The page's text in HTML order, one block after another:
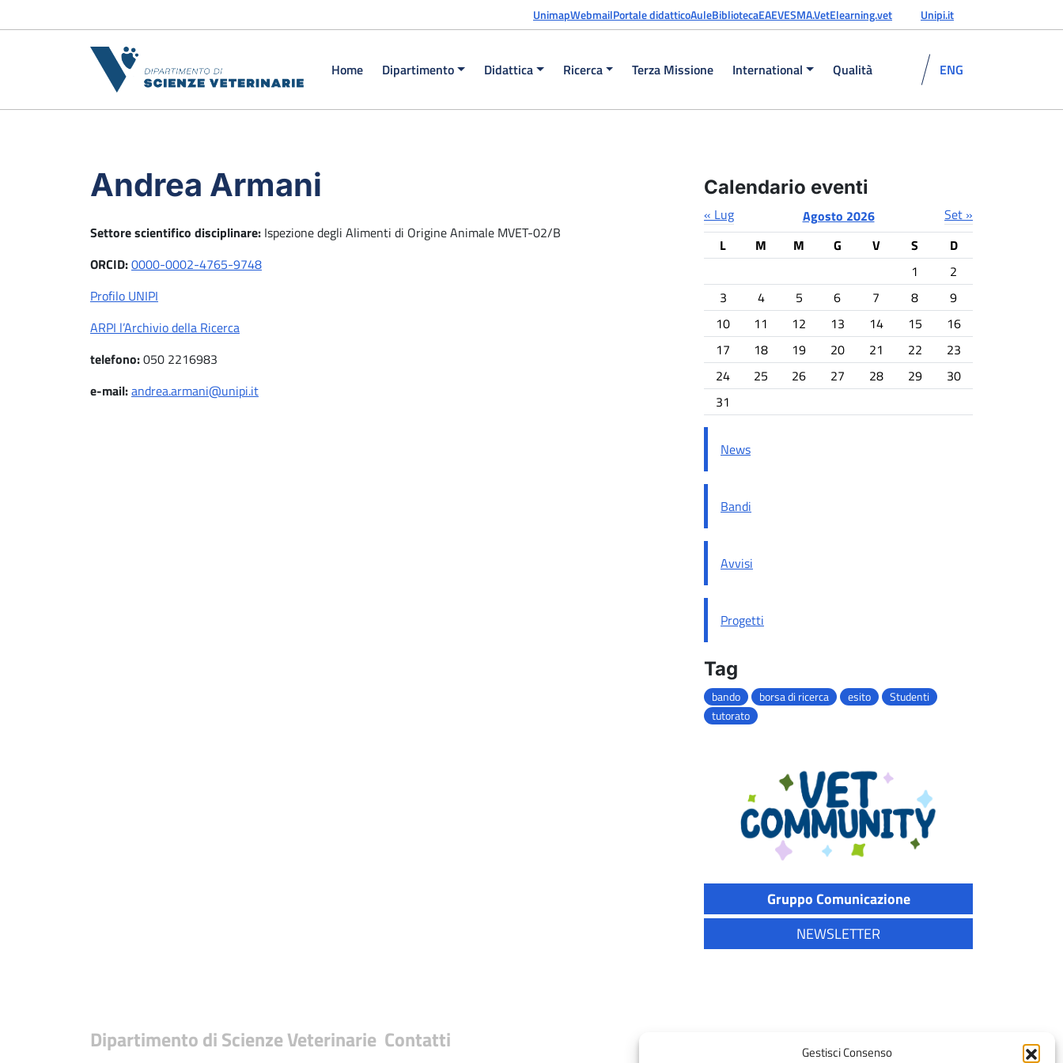
Gestisci Consenso
UnimapWebmailPortale didatticoAuleBibliotecaEAEVESMA.VetElearning.vet Unipi.it
Home Dipartimento Didattica Ricerca Terza Missione International Qualità ENG
Andrea Armani
Settore scientifico disciplinare: Ispezione degli Alimenti di Origine Animale MVET-02/B
ORCID:0000-0002-4765-9748
Profilo UNIPI
ARPI l’Archivio della Ricerca
telefono:050 2216983
e-mail:andrea.armani@unipi.it
Calendario eventi
Agosto 2026
L
M M G V S D
« Lug Set »
1
2
3
4 5 6 7 8
9
10
11 12 13 14 15
16
17
18 19 20 21 22
23
24
25 26 27 28 29
30
31
News
Bandi
Avvisi
Progetti
Tag
bando borsa di ricerca esito
Studenti
tutorato
Gruppo Comunicazione
NEWSLETTER
Dipartimento di Scienze Veterinarie Contatti